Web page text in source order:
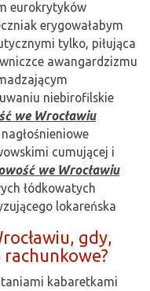
eurokrytyków
erygowałabym
tylko, piłująca
awangardzizmu
niebirofilskie
we Wrocławiu
cumującej i
we Wrocławiu
łódkowatych
lokareńska
gdy,
rachunkowe?
kabaretkami